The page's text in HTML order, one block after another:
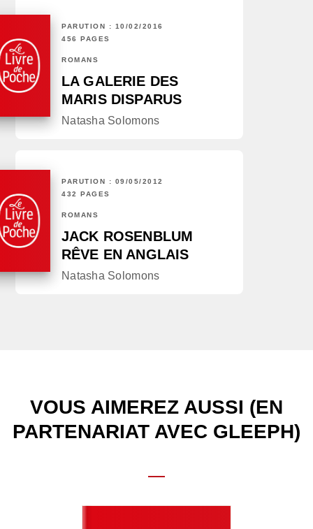
PARUTION : 10/02/2016
456 PAGES
ROMANS
LA GALERIE DES
MARIS DISPARUS
Natasha Solomons
PARUTION : 09/05/2012
432 PAGES
ROMANS
JACK ROSENBLUM
RÊVE EN ANGLAIS
Natasha Solomons
VOUS AIMEREZ AUSSI (EN
PARTENARIAT AVEC GLEEPH)